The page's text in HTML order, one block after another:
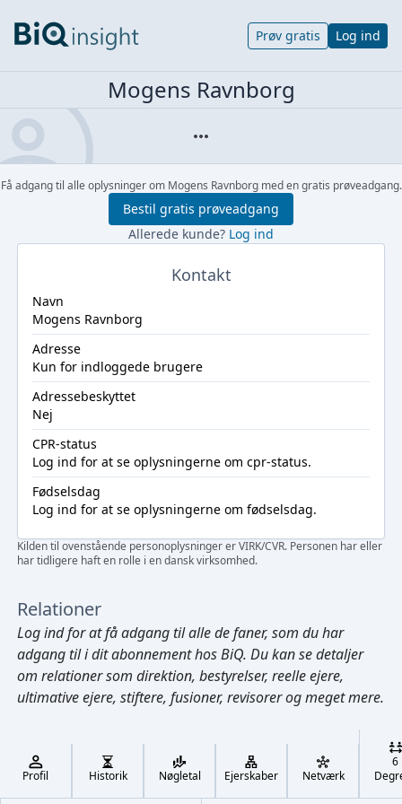
Cmd/Ctrl + K
Prøv gratis Log ind
Mogens Ravnborg
Få adgang til alle oplysninger om Mogens Ravnborg med en gratis prøveadgang.
Bestil gratis prøveadgang
Allerede kunde? Log ind
Kontakt
Navn
Mogens Ravnborg
Adresse
Kun for indloggede brugere
Adressebeskyttet
Nej
CPR-status
Log ind for at se oplysningerne om cpr-status.
Fødselsdag
Log ind for at se oplysningerne om fødselsdag.
Kilden til ovenstående personoplysninger er VIRK/CVR. Personen har eller
har tidligere haft en rolle i en dansk virksomhed.
Relationer
Log indfor at få adgang til alle de faner, som du har
adgang til i dit abonnement hos BiQ. Du kan se detaljer
om relationer som direktion, bestyrelser, reelle ejere,
ultimative ejere, stiftere, fusioner, revisorer og meget mere.
Profil Historik Nøgletal Ejerskaber Netværk
6